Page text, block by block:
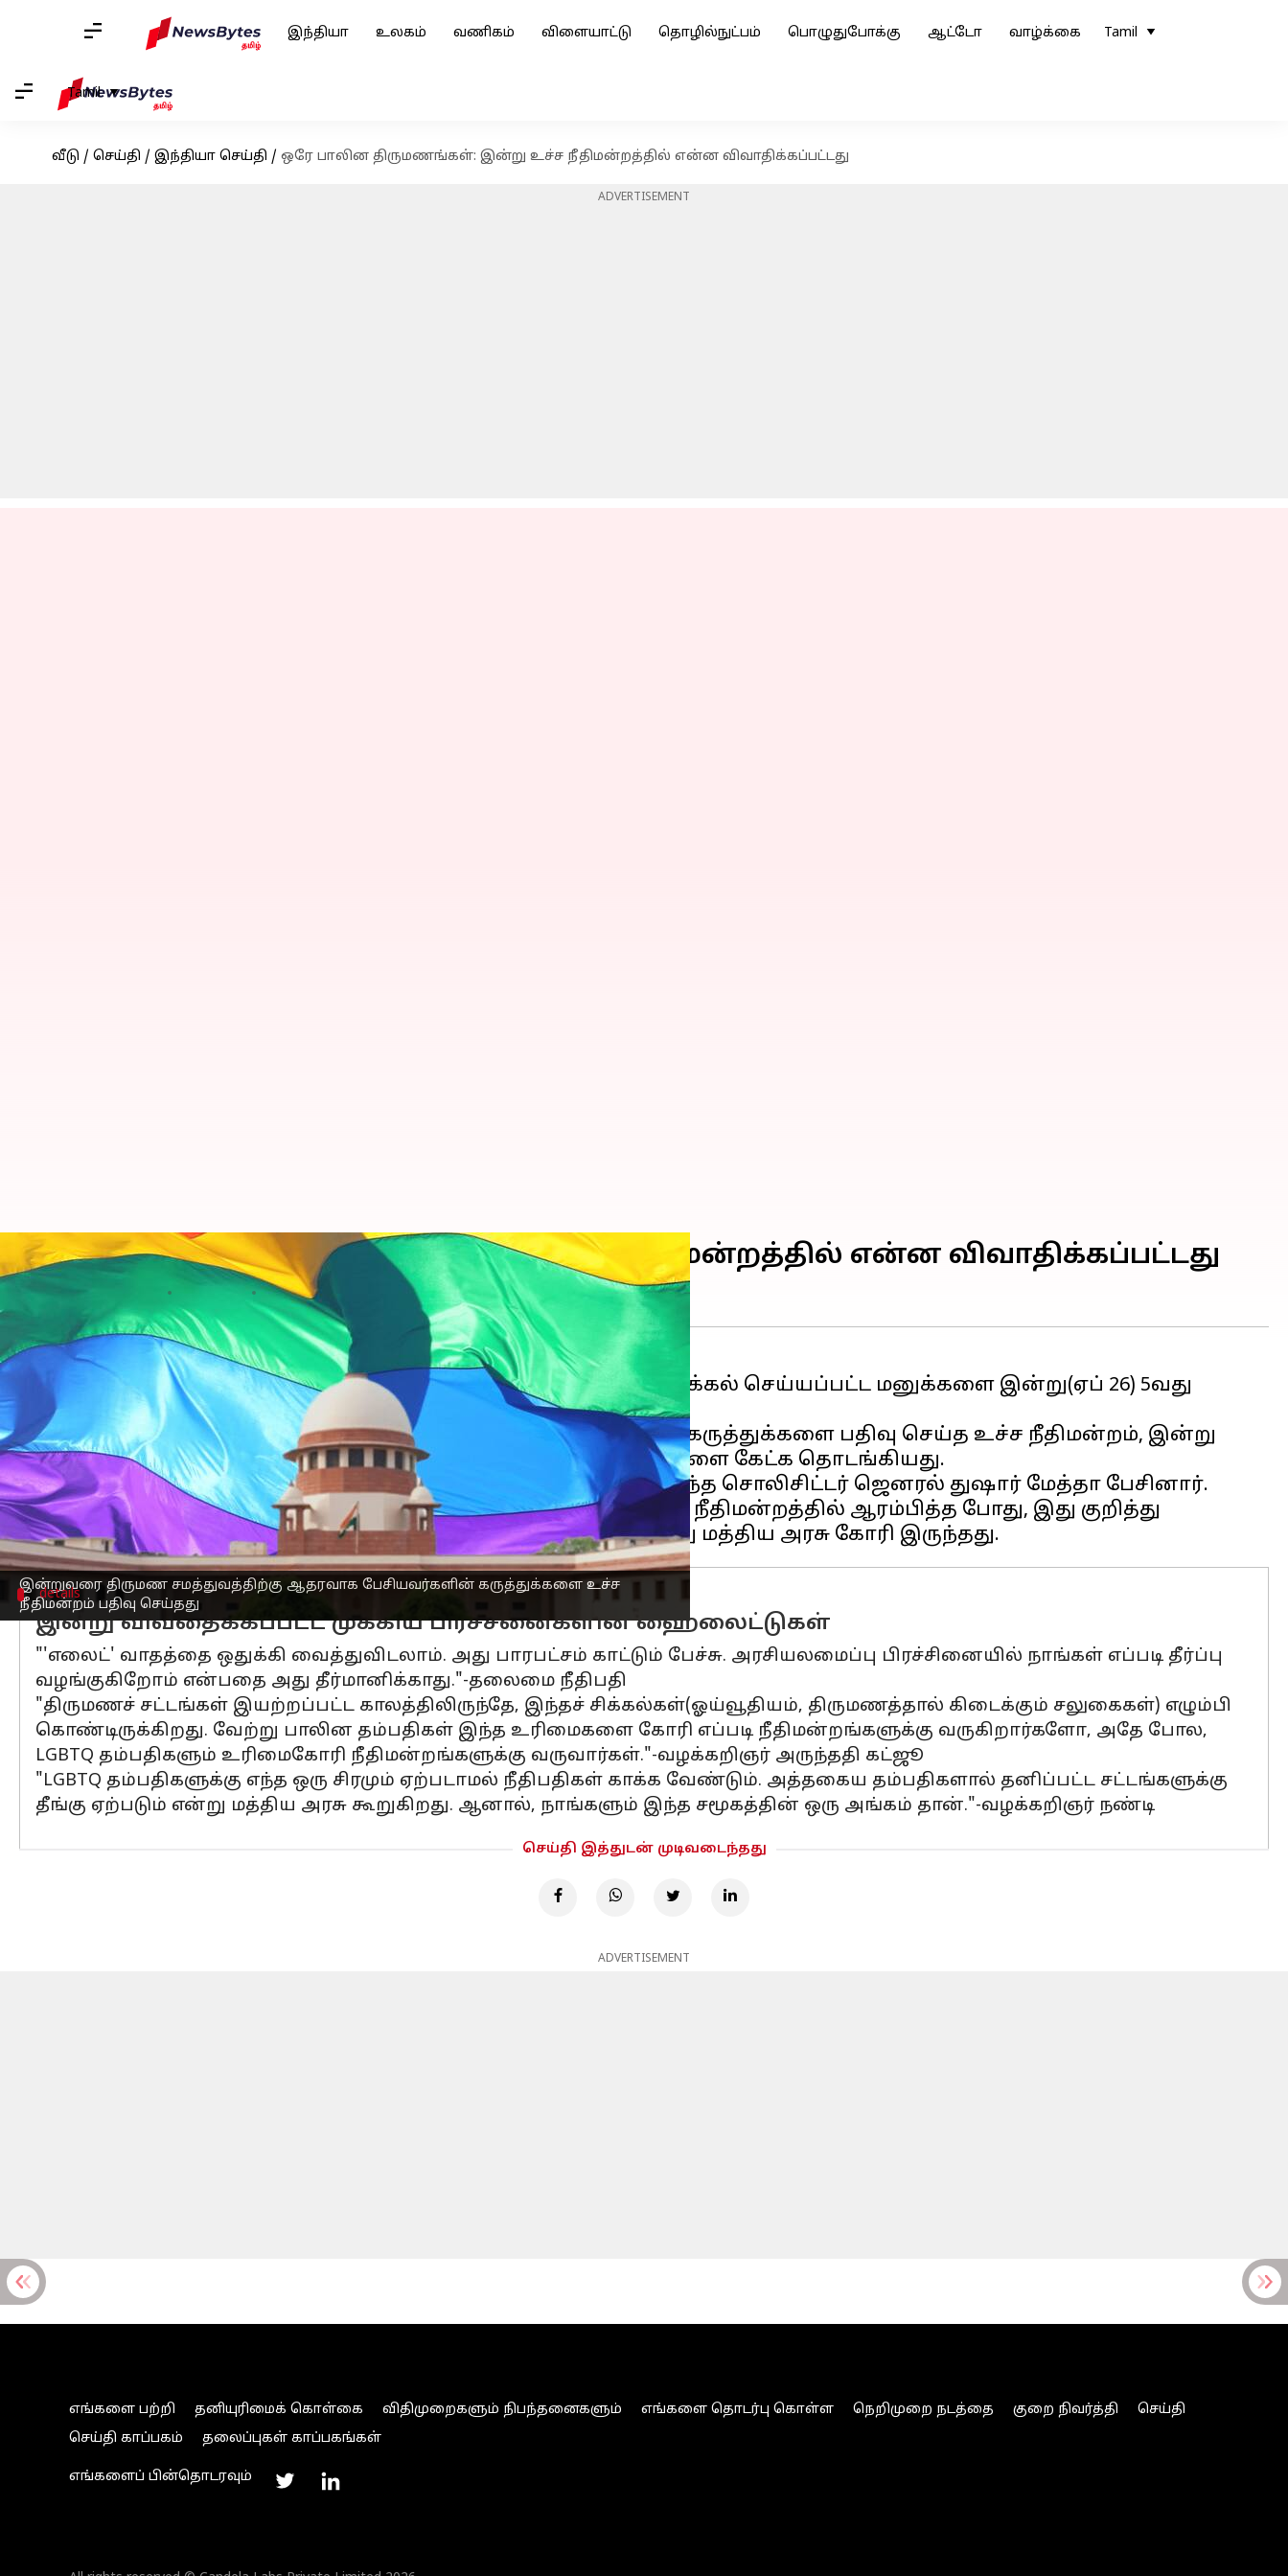
இந்தியா உலகம் வணிகம் விளையாட்டு தொழில்நுட்பம் பொழுதுபோக்கு ஆட்டோ வாழ்க்கை Tamil
Tamil
வீடு / செய்தி / இந்தியா செய்தி / ஒரே பாலின திருமணங்கள்: இன்று உச்ச நீதிமன்றத்தில் என்ன விவாதிக்கப்பட்டது
ADVERTISEMENT
இன்றுவரை திருமண சமத்துவத்திற்கு ஆதரவாக பேசியவர்களின் கருத்துக்களை உச்ச
நீதிமன்றம் பதிவு செய்தது
ஒரே பாலின திருமணங்கள்: இன்று உச்ச நீதிமன்றத்தில் என்ன விவாதிக்கப்பட்டது
எழுதியவர் 07:11 pm
செய்தி முன்னோட்டம்
ஒரே பாலின திருமணங்கள் மற்றும் திருமணச் சமத்துவம் கோரி தாக்கல் செய்யப்பட்ட மனுக்களை இன்று(ஏப் 26) 5வது
நாளாக
உச்ச நீதிமன்றம்
விசாரித்தது.
இன்றுவரை திருமண சமத்துவத்திற்கு ஆதரவாக பேசியவர்களின் கருத்துக்களை பதிவு செய்த உச்ச நீதிமன்றம், இன்று
மதியத்தில் இருந்து இதற்கு எதிராக வாதாடுபவர்களின் கருத்துக்களை கேட்க தொடங்கியது.
முதற்கட்டமாக, இதற்கு எதிராக மத்திய அரசு
சார்பில் ஆஜராகி இருந்த சொலிசிட்டர் ஜெனரல் துஷார் மேத்தா பேசினார்.
கடந்த வாரம், ஒரே பாலின திருமணங்கள் குறித்த விசாரணை உச்ச நீதிமன்றத்தில் ஆரம்பித்த போது, இது குறித்து
விசாரிக்காமல் இந்தமனுக்களை தள்ளுபடி செய்ய வேண்டும்
details
இன்று விவதைக்கப்பட்ட முக்கிய பிரச்சனைகளின் ஹைலைட்டுகள்
"'எலைட்' வாதத்தை ஒதுக்கி வைத்துவிடலாம். அது பாரபட்சம் காட்டும் பேச்சு. அரசியலமைப்பு பிரச்சினையில் நாங்கள் எப்படி தீர்ப்பு
வழங்குகிறோம் என்பதை அது தீர்மானிக்காது."-தலைமை நீதிபதி
"திருமணச் சட்டங்கள் இயற்றப்பட்ட காலத்திலிருந்தே, இந்தச் சிக்கல்கள்(ஓய்வூதியம், திருமணத்தால் கிடைக்கும் சலுகைகள்) எழும்பி
கொண்டிருக்கிறது. வேற்று பாலின தம்பதிகள் இந்த உரிமைகளை கோரி எப்படி நீதிமன்றங்களுக்கு வருகிறார்களோ, அதே போல,
LGBTQ தம்பதிகளும் உரிமைகோரி நீதிமன்றங்களுக்கு வருவார்கள்."-வழக்கறிஞர் அருந்ததி கட்ஜூ
"LGBTQ தம்பதிகளுக்கு எந்த ஒரு சிரமும் ஏற்படாமல் நீதிபதிகள் காக்க வேண்டும். அத்தகைய தம்பதிகளால் தனிப்பட்ட சட்டங்களுக்கு
தீங்கு ஏற்படும் என்று மத்திய அரசு கூறுகிறது. ஆனால், நாங்களும் இந்த சமூகத்தின் ஒரு அங்கம் தான்."-வழக்கறிஞர் நண்டி
செய்தி இத்துடன் முடிவடைந்தது
ADVERTISEMENT
எங்களை பற்றி தனியுரிமைக் கொள்கை விதிமுறைகளும் நிபந்தனைகளும் எங்களை தொடர்பு கொள்ள நெறிமுறை நடத்தை குறை நிவர்த்தி
செய்தி
செய்தி காப்பகம்
தலைப்புகள் காப்பகங்கள்
எங்களைப் பின்தொடரவும்